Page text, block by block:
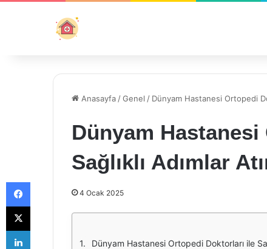
Anasayfa /Genel / Dünyam Hastanesi Ortopedi
Dünyam
Sağlıklı Adımlar
4 Ocak 2025
Dünyam Hastanesi Ortopedi Doktorları ile
Facebook
X
LinkedIn